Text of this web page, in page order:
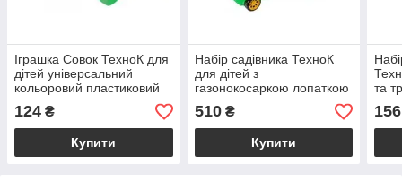
Іграшка Совок ТехноК для
дітей універсальний
кольоровий пластиковий
совок для пісочниці та
садочка арт 2186
124 ₴
Купити
Набір садівника ТехноК
для дітей з
газонокосаркою лопаткою
грабельками та каністрою
55 х 28.5 х 21 см від 1.5
років
510₴
Купити
та
арт
156